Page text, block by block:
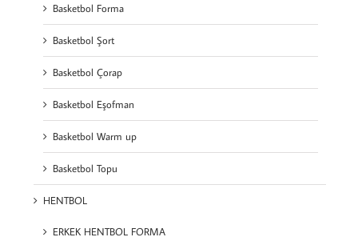
Basketbol Forma
Basketbol Şort
Basketbol Çorap
Basketbol Eşofman
Basketbol Warm up
Basketbol Topu
HENTBOL
ERKEK HENTBOL FORMA